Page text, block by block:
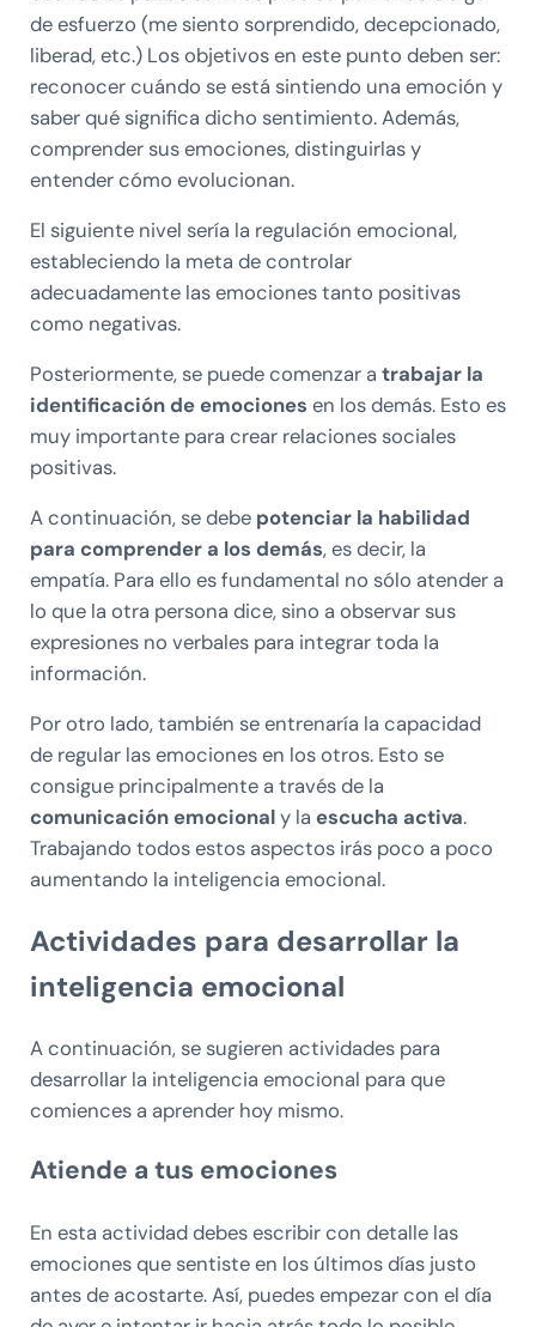
de esfuerzo (me siento sorprendido, decepcionado,
liberad, etc.) Los objetivos en este punto deben ser:
reconocer cuándo se está sintiendo una emoción y
saber qué significa dicho sentimiento. Además,
comprender sus emociones, distinguirlas y
entender cómo evolucionan.
El siguiente nivel sería la regulación emocional,
estableciendo la meta de controlar
adecuadamente las emociones tanto positivas
como negativas.
Posteriormente, se puede comenzar a trabajar la
identificación de emociones en los demás. Esto es
muy importante para crear relaciones sociales
positivas.
A continuación, se debe potenciar la habilidad
para comprender a los demás, es decir, la
empatía. Para ello es fundamental no sólo atender a
lo que la otra persona dice, sino a observar sus
expresiones no verbales para integrar toda la
información.
Por otro lado, también se entrenaría la capacidad
de regular las emociones en los otros. Esto se
consigue principalmente a través de la
comunicación emocionaly la escucha activa.
Trabajando todos estos aspectos irás poco a poco
aumentando la inteligencia emocional.
Actividades para desarrollar la
inteligencia emocional
A continuación, se sugieren actividades para
desarrollar la inteligencia emocional para que
comiences a aprender hoy mismo.
Atiende a tus emociones
En esta actividad debes escribir con detalle las
emociones que sentiste en los últimos días justo
antes de acostarte. Así, puedes empezar con el día